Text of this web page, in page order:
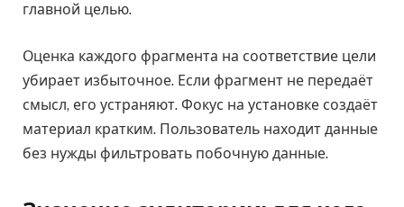
главной целью.
Оценка каждого фрагмента на соответствие цели
убирает избыточное. Если фрагмент не передаёт
смысл, его устраняют. Фокус на установке создаёт
материал кратким. Пользователь находит данные
без нужды фильтровать побочную данные.